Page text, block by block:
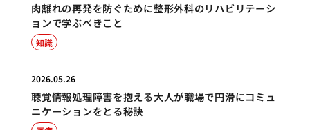
肉離れの再発を防ぐために整形外科のリハビリテーシ
ョンで学ぶべきこと
知識
聴覚情報処理障害を抱える大人が職場で円滑にコミュ
ニケーションをとる秘訣
2026.05.26